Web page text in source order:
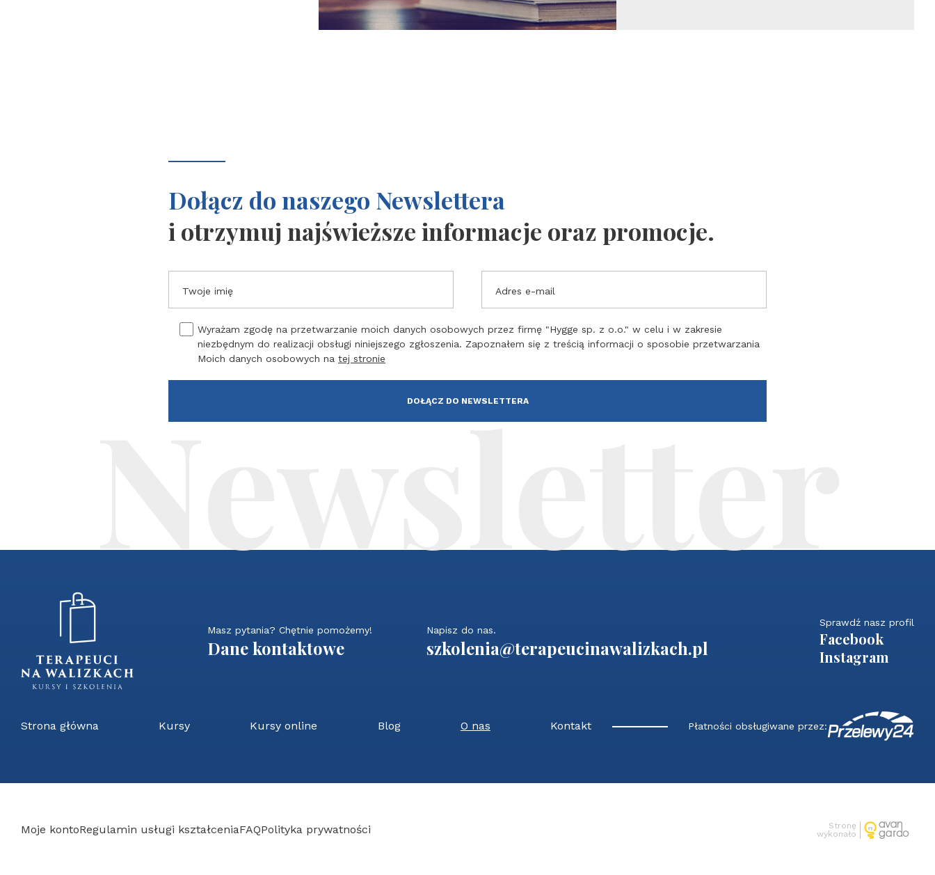
Dołącz do naszego Newslettera
i otrzymuj najświeższe informacje oraz promocje.
Twoje imię Adres e-mail
Wyrażam zgodę na przetwarzanie moich danych osobowych przez firmę "Hygge sp. z o.o." w celu i w zakresie
niezbędnym do realizacji obsługi niniejszego zgłoszenia. Zapoznałem się z treścią informacji o sposobie przetwarzania
Moich danych osobowych na tej stronie
Masz pytania? Chętnie pomożemy!
Dane kontaktowe
Napisz do nas.
szkolenia@terapeucinawalizkach.pl
Sprawdź nasz profil
Facebook
Instagram
Strona główna Kursy Kursy online Blog O nas Kontakt Płatności obsługiwane przez:
Moje kontoRegulamin usługi kształceniaFAQPolityka prywatności
Stronę
wykonało